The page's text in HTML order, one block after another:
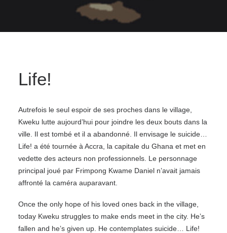
Life!
Autrefois le seul espoir de ses proches dans le village,
Kweku lutte aujourd’hui pour joindre les deux bouts dans la
ville. Il est tombé et il a abandonné. Il envisage le suicide…
Life! a été tournée à Accra, la capitale du Ghana et met en
vedette des acteurs non professionnels. Le personnage
principal joué par Frimpong Kwame Daniel n’avait jamais
affronté la caméra auparavant.
Once the only hope of his loved ones back in the village,
today Kweku struggles to make ends meet in the city. Heʼs
fallen and heʼs given up. He contemplates suicide… Life!